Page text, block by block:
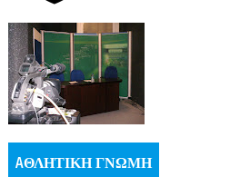
AΘΛΗΤΙΚΗ ΓΝΩΜΗ